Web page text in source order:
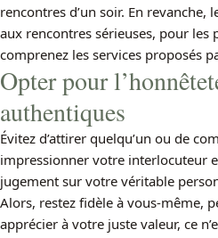
rencontres d’un soir. En
aux rencontres sérieuses, pour les
comprenez les services proposés
Opter pour
authentiques
Évitez d’attirer quelqu’un ou de
impressionner votre interlocuteur
jugement sur votre véritable
Alors, restez fidèle à vous-même,
apprécier à votre juste valeur, ce